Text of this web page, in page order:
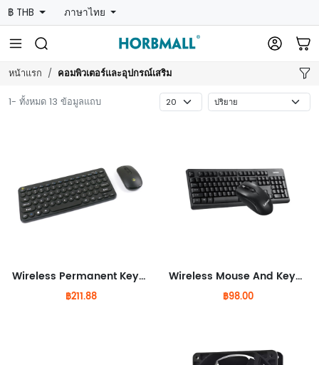
฿ THB ภาษาไทย
หน้าแรก คอมพิวเตอร์และอุปกรณ์เสริม
1- ทั้งหมด 13 ข้อมูลแถบ
Wireless Permanent Keyboard and Mouse Set
฿211.88
Wireless Mouse And Keyboard Set
฿98.00